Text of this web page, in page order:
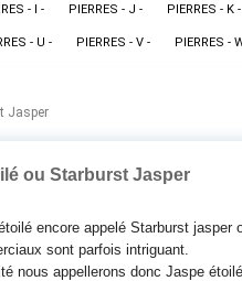
- I - PIERRES - J - PIERRES - K -
- U - PIERRES - V - PIERRES -
Jasper
ou Starburst Jasper
encore appelé Starburst
sont parfois intriguant.
nous appellerons donc Jaspe